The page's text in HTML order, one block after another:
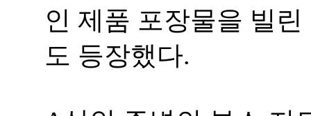
인 제품 포장물을 빌
도 등장했다.